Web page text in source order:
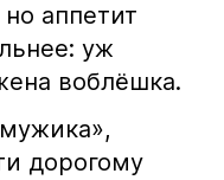
аппетит
уж
воблёшка.
дорогому